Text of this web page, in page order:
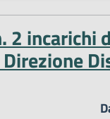
2 incarichi